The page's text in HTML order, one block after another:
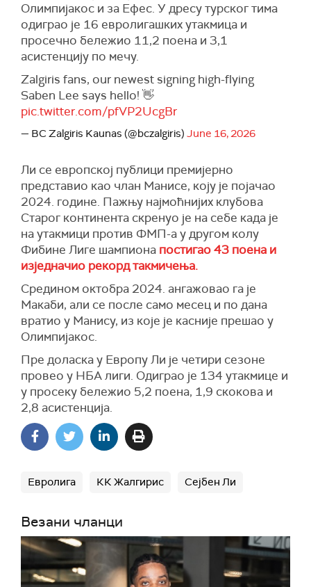
Олимпијакос и за Ефес. У дресу турског тима
одиграо је 16 евролигашких утакмица и
просечно бележио 11,2 поена и 3,1
асистенцију по мечу.
Zalgiris fans, our newest signing high-flying
Saben Lee says hello! 👋
pic.twitter.com/pfVP2UcgBr
— BC Zalgiris Kaunas (@bczalgiris) June 16, 2026
Ли се европској публици премијерно
представио као члан Манисе, коју је појачао
2024. године. Пажњу најмоћнијих клубова
Старог континента скренуо је на себе када је
на утакмици против ФМП-а у другом колу
Фибине Лиге шампиона постигао 43 поена и
изједначио рекорд такмичења.
Средином октобра 2024. ангажовао га је
Макаби, али се после само месец и по дана
вратио у Манису, из које је касније прешао у
Олимпијакос.
Пре доласка у Европу Ли је четири сезоне
провео у НБА лиги. Одиграо је 134 утакмице и
у просеку бележио 5,2 поена, 1,9 скокова и
2,8 асистенција.
Евролига КК Жалгирис Сејбен Ли
Везани чланци